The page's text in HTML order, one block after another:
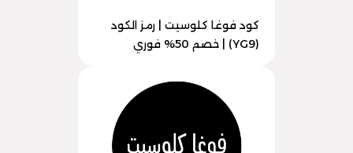
كود فوغا كلوسيت | رمز الكود
(YG9) | خصم 50% فوري